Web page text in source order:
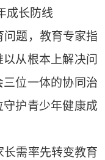
成长防线
题，教育专家指
从根本上解决问
位一体的协同治
护青少年健康成
长需率先转变教育